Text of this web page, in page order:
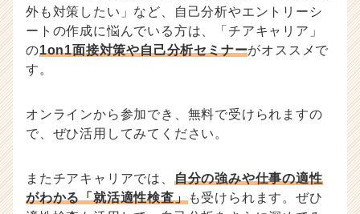
外も対策したい」など、自己分析やエントリーシ
ートの作成に悩んでいる方は、「チアキャリア」
の1on1面接対策や自己分析セミナーがオススメで
す。
オンラインから参加でき、無料で受けられますの
で、ぜひ活用してみてください。
またチアキャリアでは、 自分の強みや仕事の適性
がわかる「就活適性検査」も受けられます。ぜひ